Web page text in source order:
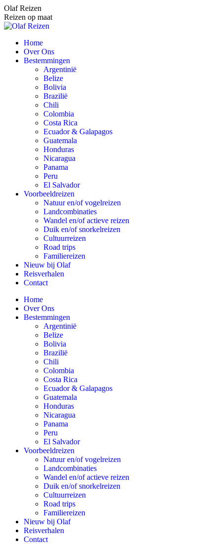
Spring
naar
content
Olaf Reizen
Reizen op maat
Home
Over Ons
Bestemmingen
Argentinië
Belize
Bolivia
Brazilië
Chili
Colombia
Costa Rica
Ecuador & Galapagos
Guatemala
Honduras
Nicaragua
Panama
Peru
El Salvador
Voorbeeldreizen
Natuur en/of vogelreizen
Landcombinaties
Wandel en/of actieve reizen
Duik en/of snorkelreizen
Cultuurreizen
Road trips
Familiereizen
Nieuw bij Olaf
Reisverhalen
Contact
Home
Over Ons
Bestemmingen
Argentinië
Belize
Bolivia
Brazilië
Chili
Colombia
Costa Rica
Ecuador & Galapagos
Guatemala
Honduras
Nicaragua
Panama
Peru
El Salvador
Voorbeeldreizen
Natuur en/of vogelreizen
Landcombinaties
Wandel en/of actieve reizen
Duik en/of snorkelreizen
Cultuurreizen
Road trips
Familiereizen
Nieuw bij Olaf
Reisverhalen
Contact